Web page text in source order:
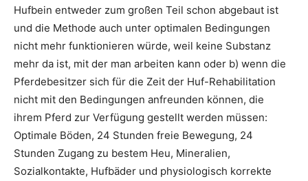
Hufbein entweder zum großen Teil schon abgebaut ist
und die Methode auch unter optimalen Bedingungen
nicht mehr funktionieren würde, weil keine Substanz
mehr da ist, mit der man arbeiten kann oder b) wenn die
Pferdebesitzer sich für die Zeit der Huf-Rehabilitation
nicht mit den Bedingungen anfreunden können, die
ihrem Pferd zur Verfügung gestellt werden müssen:
Optimale Böden, 24 Stunden freie Bewegung, 24
Stunden Zugang zu bestem Heu, Mineralien,
Sozialkontakte, Hufbäder und physiologisch korrekte